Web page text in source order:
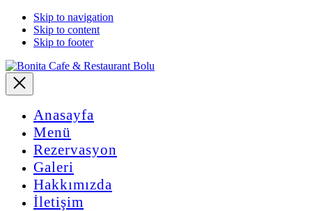
Skip to navigation
Skip to content
Skip to footer
Close
Anasayfa
Menü
Rezervasyon
Galeri
Hakkımızda
İletişim